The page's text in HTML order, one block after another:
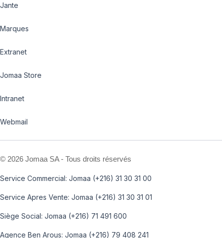
Jante
Marques
Extranet
Jomaa Store
Intranet
Webmail
© 2026 Jomaa SA - Tous droits réservés
Service Commercial: Jomaa (+216) 31 30 31 00
Service Apres Vente: Jomaa (+216) 31 30 31 01
Siège Social: Jomaa (+216) 71 491 600
Agence Ben Arous: Jomaa (+216) 79 408 241